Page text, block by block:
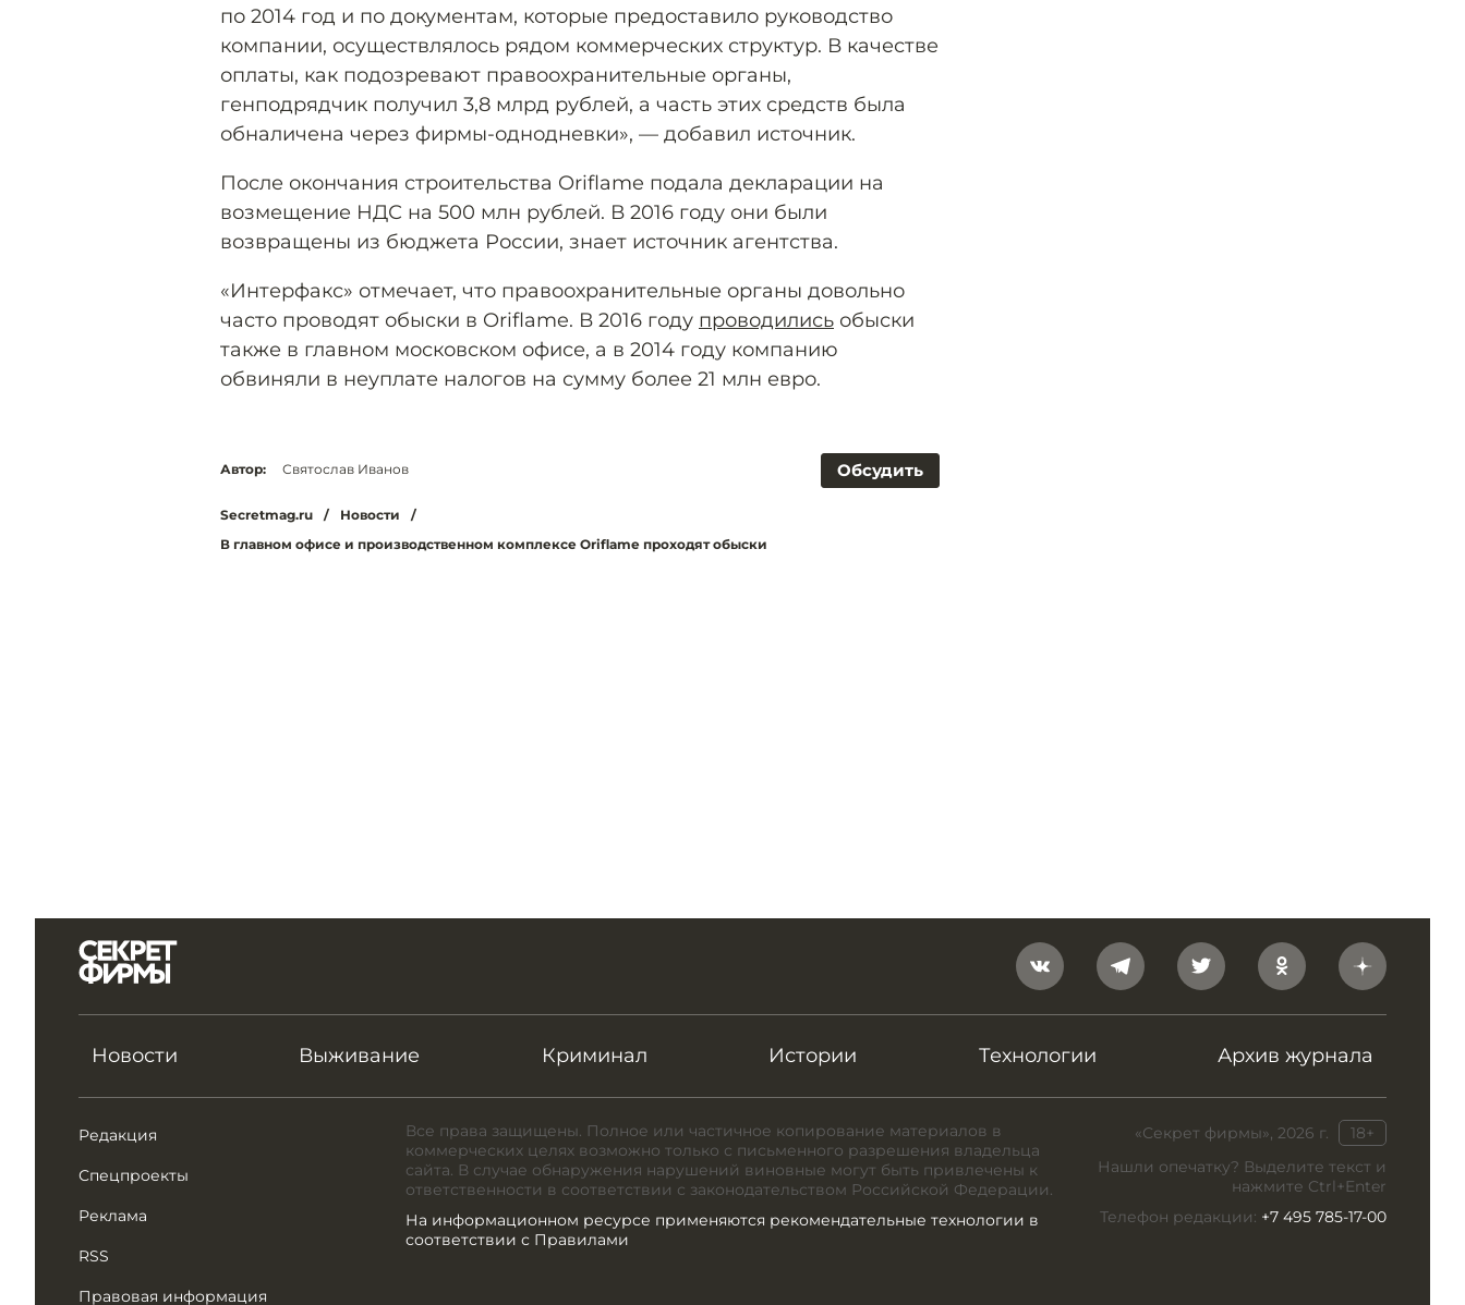
по 2014 год и по документам, которые предоставило руководство
компании, осуществлялось рядом коммерческих структур. В качестве
оплаты, как подозревают правоохранительные органы,
генподрядчик получил 3,8 млрд рублей, а часть этих средств была
обналичена через фирмы-однодневки», — добавил источник.
После окончания строительства Oriflame подала декларации на
возмещение НДС на 500 млн рублей. В 2016 году они были
возвращены из бюджета России, знает источник агентства.
«Интерфакс» отмечает, что правоохранительные органы довольно
часто проводят обыски в Oriflame. В 2016 году проводились обыски
также в главном московском офисе, а в 2014 году компанию
обвиняли в неуплате налогов на сумму более 21 млн евро.
Обсудить
Автор: Святослав Иванов
Secretmag.ru / Новости
/
В главном офисе и производственном комплексе Oriflame проходят обыски
Новости Выживание Криминал Истории Технологии Архив журнала
Редакция
Спецпроекты
Реклама
RSS
Правовая информация
«Секрет фирмы», 2026 г.
18+
Нашли опечатку? Выделите текст и
нажмите Ctrl+Enter
Телефон редакции: +7 495 785-17-00
Все права защищены. Полное или частичное копирование материалов в
коммерческих целях возможно только с письменного разрешения владельца
сайта. В случае обнаружения нарушений виновные могут быть привлечены к
ответственности в соответствии с законодательством Российской Федерации.
На информационном ресурсе применяются рекомендательные технологии в
соответствии с Правилами